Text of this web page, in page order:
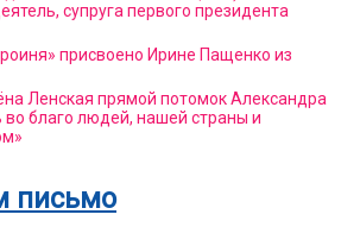
супруга первого президента
присвоено Ирине Пащенко из
Ленская прямой потомок Александра
благо людей, нашей страны и
письмо